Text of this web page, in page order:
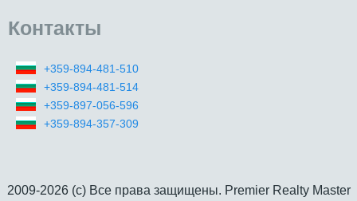
Контакты
+359-894-481-510
+359-894-481-514
+359-897-056-596
+359-894-357-309
2009-2026 (c) Все права защищены. Premier Realty Master